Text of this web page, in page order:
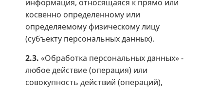
информация, относящаяся к прямо или
косвенно определенному или
определяемому физическому лицу
(субъекту персональных данных).
2.3. «Обработка персональных данных» -
любое действие (операция) или
совокупность действий (операций),